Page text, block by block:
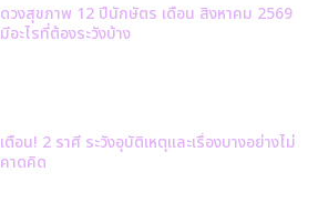
ดวงสุขภาพ 12 ปีนักษัตร เดือน สิงหาคม 2569
มีอะไรที่ต้องระวังบ้าง
เตือน! 2 ราศี ระวังอุบัติเหตุและเรื่องบางอย่างไม่
คาดคิด